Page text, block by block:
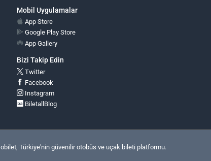
Mobil Uygulamalar
App Store
Google Play Store
App Gallery
Bizi Takip Edin
Twitter
Facebook
Instagram
BiletallBlog
obilet, Türkiye'nin güvenilir otobüs ve uçak bileti platformu.